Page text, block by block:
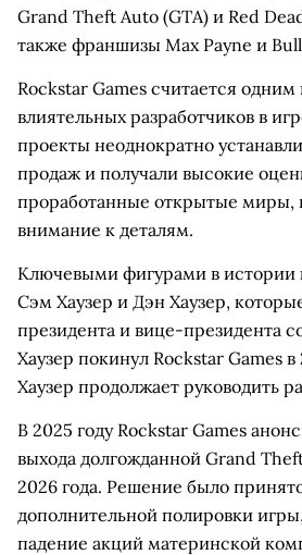
Grand Theft Auto (GTA) и Red
также франшизы Max Payne и
Rockstar Games считается
влиятельных разработчиков в
проекты неоднократно
продаж и получали высокие
проработанные открытые миры,
внимание к деталям.
Ключевыми фигурами в истории
Сэм Хаузер и Дэн Хаузер,
президента и вице-президента
Хаузер покинул Rockstar Games
Хаузер продолжает руководить
В 2025 году Rockstar Games
выхода долгожданной Grand
2026 года. Решение было
дополнительной полировки
падение акций материнской